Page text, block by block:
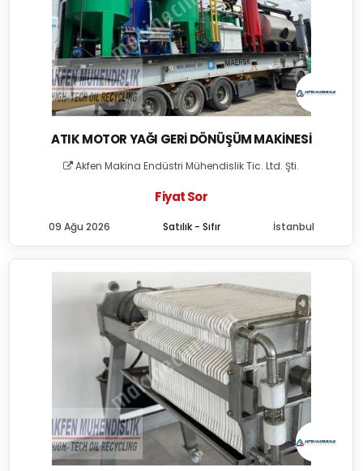
ATIK MOTOR YAĞI GERI DÖNÜŞÜM MAKINESI
Akfen Makina Endüstri Mühendislik Tic. Ltd. Şti.
Fiyat Sor
Satılık - Sıfır
09 Ağu 2026 İstanbul